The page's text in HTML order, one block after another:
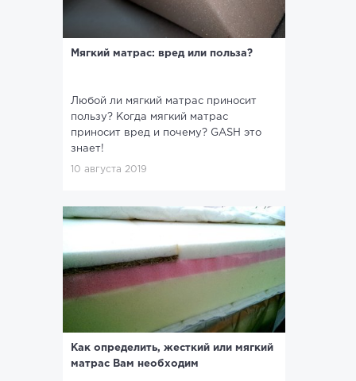
Мягкий матрас: вред или польза?
Любой ли мягкий матрас приносит
пользу? Когда мягкий матрас
приносит вред и почему? GASH это
знает!
10 августа 2019
Как определить, жесткий или мягкий
матрас Вам необходим